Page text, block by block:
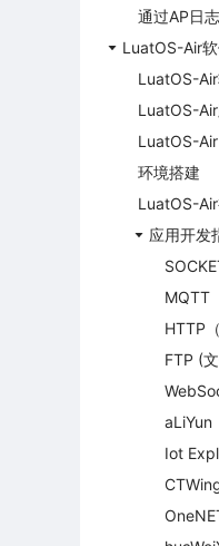
通过AP日
LuatOS-Air
LuatOS-
LuatOS-
LuatOS-
环境搭建
LuatOS-
应用开发
MQTT
HTTP
FTP (
aLiYun
Iot